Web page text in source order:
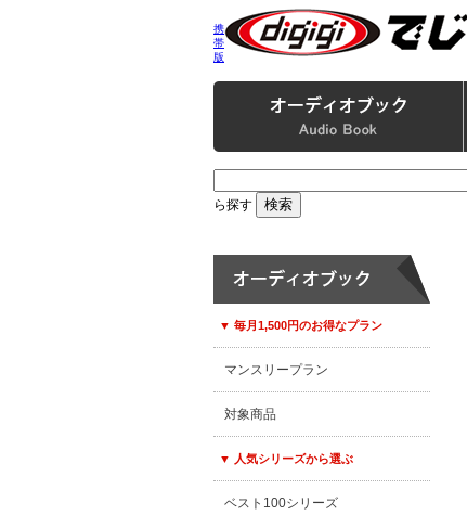
携
帯
版
ら探す
▼ 毎月1,500円のお得なプラン
マンスリープラン
対象商品
▼ 人気シリーズから選ぶ
ベスト100シリーズ